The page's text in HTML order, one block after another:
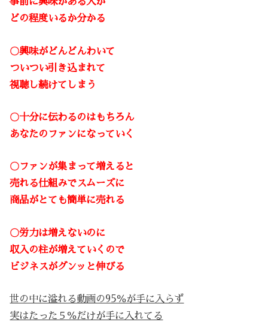
どの程度いるか分かる
〇興味がどんどんわいて
ついつい引き込まれて
視聴し続けてしまう
〇十分に伝わるのはもちろん
あなたのファンになっていく
〇ファンが集まって増えると
売れる仕組みでスムーズに
商品がとても簡単に売れる
〇労力は増えないのに
収入の柱が増えていくので
ビジネスがグンッと伸びる
世の中に溢れる動画の95％が手に入らず
実はたった５％だけが手に入れてる